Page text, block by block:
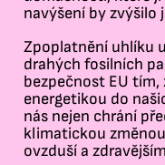
navýšení by zvýšilo
Zpoplatnění uhlíku
drahých fosilních
bezpečnost EU
energetikou do
nás nejen chrání
klimatickou
ovzduší a